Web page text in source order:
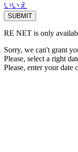
いいえ
RE NET is only
Sorry, we can't grant
Please, select a right
Please, enter your date